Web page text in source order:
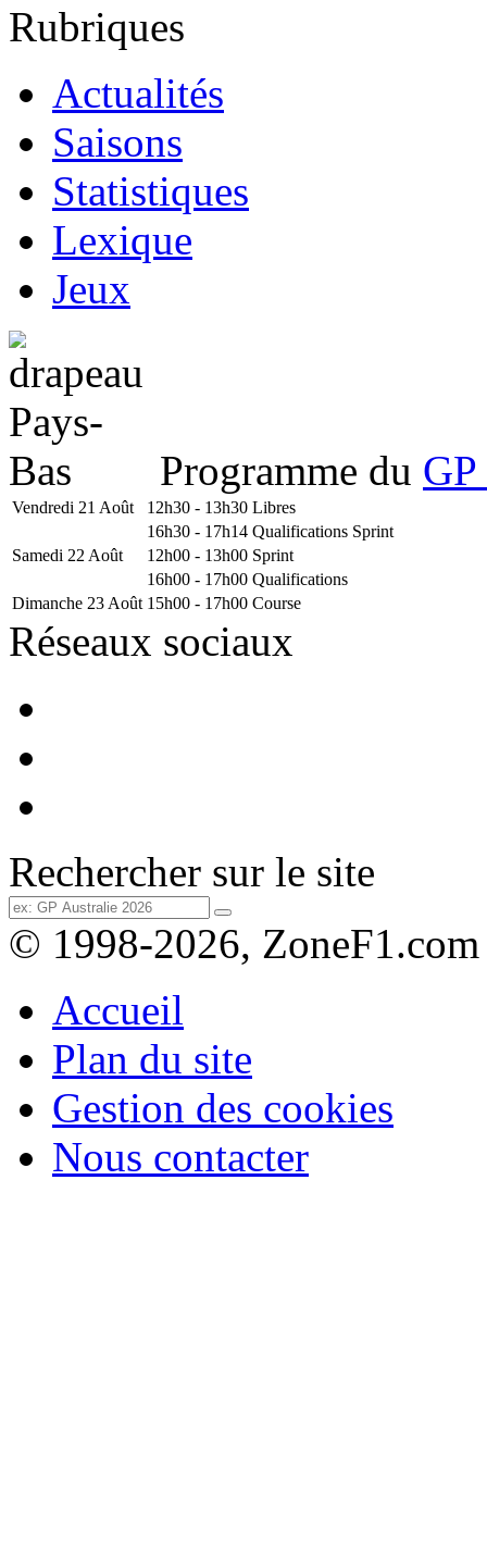
Rubriques
Actualités
Saisons
Statistiques
Lexique
Jeux
Programme du
Vendredi 21 Août 12h30 - 13h30 Libres
16h30 - 17h14 Qualifications Sprint
Samedi 22 Août
12h00 - 13h00 Sprint
16h00 - 17h00 Qualifications
Dimanche 23 Août 15h00 - 17h00 Course
Réseaux sociaux
Rechercher sur le site
© 1998-2026, ZoneF1.com
Accueil
Plan du site
Gestion des cookies
Nous contacter